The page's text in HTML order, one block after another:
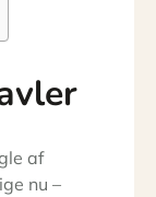
af
nu –